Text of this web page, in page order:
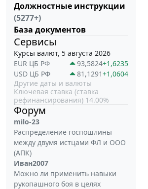
Должностные инструкции
(5277+)
База документов
Сервисы
Курсы валют, 5 августа 2026
EUR ЦБ РФ
93,5824+1,6235
USD ЦБ РФ
81,1291+1,0604
Другие даты и валюты
Ключевая ставка (ставка
рефинансирования) 14.00%
Форум
milo-23
Распределение госпошлины
между двумя истцами ФЛ и ООО
(АПК)
Иван2007
Можно ли применить навыки
рукопашного боя в целях